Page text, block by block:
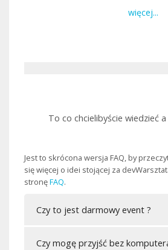
więcej...
To co chcielibyście wiedzieć
Jest to skrócona wersja FAQ, by
się więcej o idei stojącej za
stronęFAQ.
Czy to jest darmowy event ?
Czy mogę przyjść bez